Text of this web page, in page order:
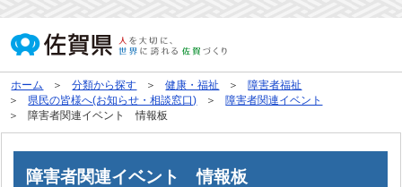
ホーム 分類から探す 健康・福祉
障害者福祉
県民の皆様へ(お知らせ・相談窓口)
障害者関連イベント
障害者関連イベント 情報板
障害者関連イベント 情報板